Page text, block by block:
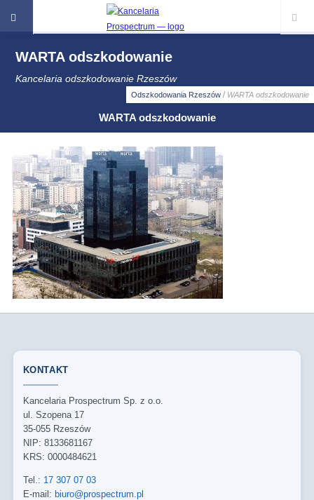
Odszkodowania Rzeszów / WARTA odszkodowanie
WARTA odszkodowanie
Kancelaria odszkodowanie Rzeszów
WARTA odszkodowanie
KONTAKT
Kancelaria Prospectrum Sp. z o.o.
ul. Szopena 17
35-055 Rzeszów
NIP: 8133681167
KRS: 0000484621
Tel.: 17 307 07 03
E-mail: biuro@prospectrum.pl